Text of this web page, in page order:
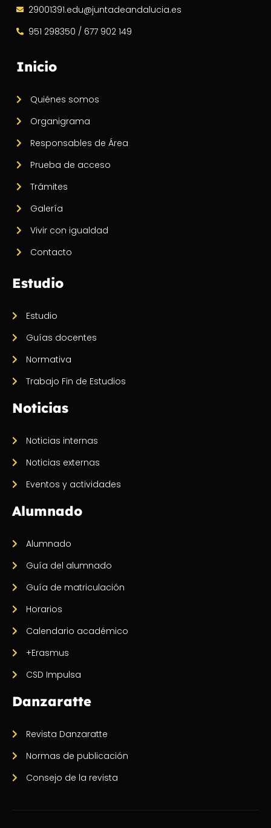
29001391.edu@juntadeandalucia.es
951 298350 / 677 902 149
Inicio
Quiénes somos
Organigrama
Responsables de Área
Prueba de acceso
Trámites
Galería
Vivir con igualdad
Contacto
Estudio
Estudio
Guías docentes
Normativa
Trabajo Fin de Estudios
Noticias
Noticias internas
Noticias externas
Eventos y actividades
Alumnado
Alumnado
Guía del alumnado
Guía de matriculación
Horarios
Calendario académico
+Erasmus
CSD Impulsa
Danzaratte
Revista Danzaratte
Normas de publicación
Consejo de la revista